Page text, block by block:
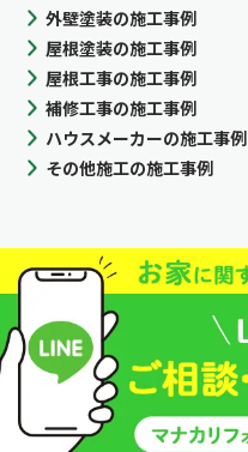
外壁塗装の施工事例
屋根塗装の施工事例
屋根工事の施工事例
補修工事の施工事例
ハウスメーカーの施工事例
その他施工の施工事例